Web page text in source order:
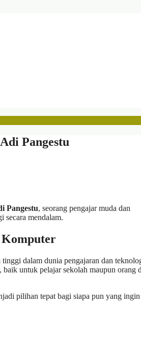
Pangestu
Pangestu, seorang pengajar muda dan
secara mendalam.
Komputer
dalam dunia pengajaran dan
untuk pelajar sekolah maupun orang
pilihan tepat bagi siapa pun yang ingin